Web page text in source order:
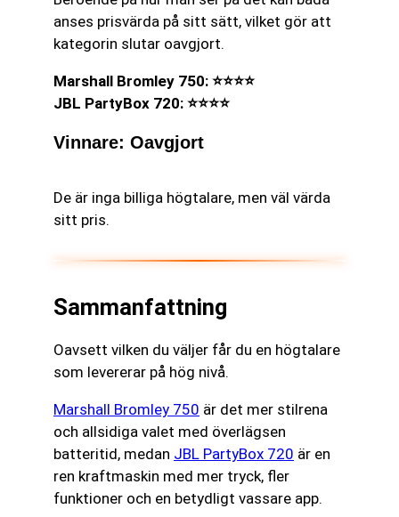
anses prisvärda på sitt sätt, vilket gör att
kategorin slutar oavgjort.
Marshall Bromley 750: ⭐⭐⭐⭐
JBL PartyBox 720: ⭐⭐⭐⭐
Vinnare: Oavgjort
De är inga billiga högtalare, men väl värda
sitt pris.
Sammanfattning
Oavsett vilken du väljer får du en högtalare
som levererar på hög nivå.
Marshall Bromley 750 är det mer stilrena
och allsidiga valet med överlägsen
batteritid, medan JBL PartyBox 720 är en
ren kraftmaskin med mer tryck, fler
funktioner och en betydligt vassare app.